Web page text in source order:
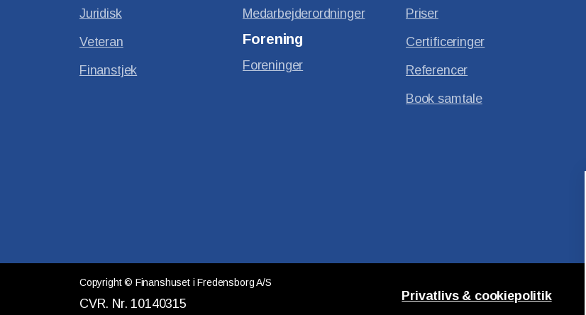
Juridisk
Veteran
Finanstjek
Medarbejderordninger
Forening
Foreninger
Priser
Certificeringer
Referencer
Book samtale
Copyright © Finanshuset i Fredensborg A/S
CVR. Nr. 10140315
Privatlivs & cookiepolitik